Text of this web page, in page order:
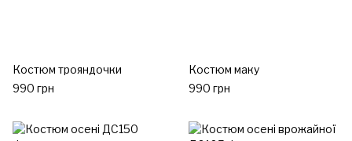
Костюм трояндочки
990 грн
Костюм маку
990 грн